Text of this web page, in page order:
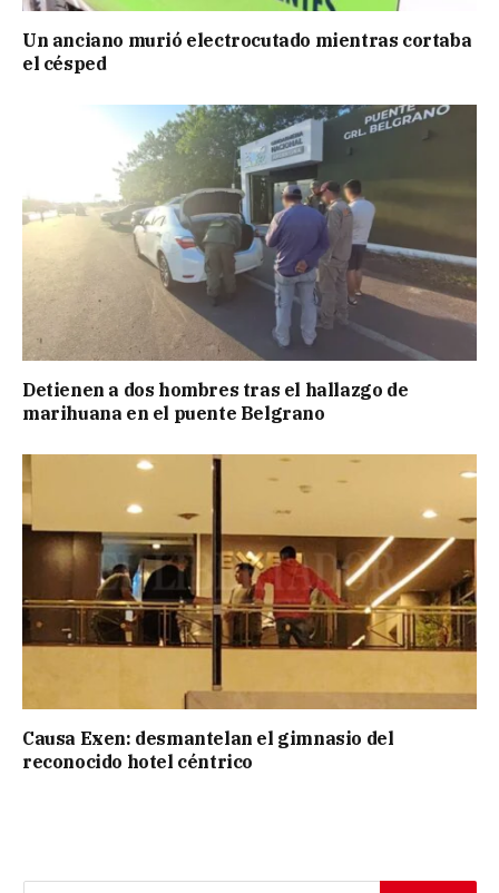
Un anciano murió electrocutado mientras cortaba
el césped
Detienen a dos hombres tras el hallazgo de
marihuana en el puente Belgrano
Causa Exen: desmantelan el gimnasio del
reconocido hotel céntrico